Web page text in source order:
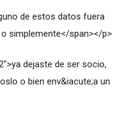
de estos datos fuera
simplemente</span></p>
dejaste de ser socio,
o bien env&iacute;a un